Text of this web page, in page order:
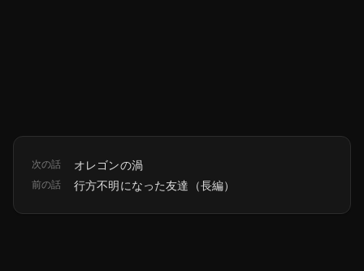
次の話 オレゴンの渦
前の話 行方不明になった友達（長編）